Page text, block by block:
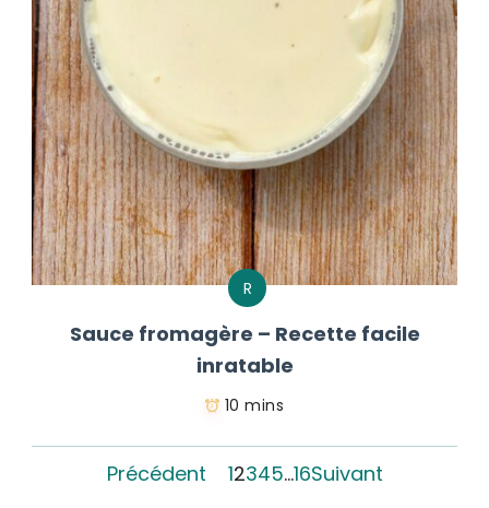
R
Sauce fromagère – Recette facile
inratable
10 mins
Précédent 12345…16Suivant